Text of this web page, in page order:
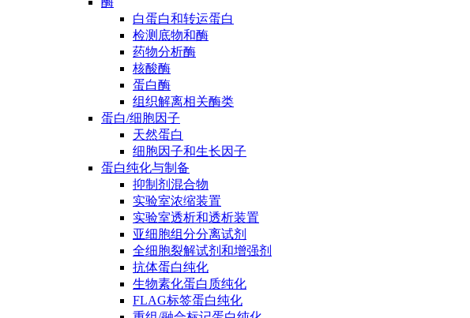
白蛋白和转运蛋白
检测底物和酶
药物分析酶
核酸酶
蛋白酶
组织解离相关酶类
蛋白/细胞因子
天然蛋白
细胞因子和生长因子
蛋白纯化与制备
抑制剂混合物
实验室浓缩装置
实验室透析和透析装置
亚细胞组分分离试剂
全细胞裂解试剂和增强剂
抗体蛋白纯化
生物素化蛋白质纯化
FLAG标签蛋白纯化